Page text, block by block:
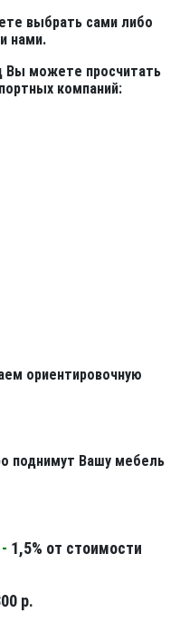
выбрать сами либо
нами.
Вы можете просчитать
компаний:
ориентировочную
поднимут Вашу мебель
1,5% от стоимости
р.